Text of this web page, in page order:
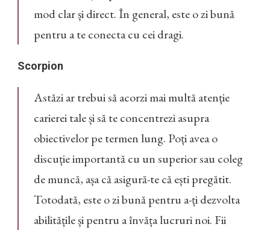
mod clar și direct. În general, este o zi bună
pentru a te conecta cu cei dragi.
Scorpion
Astăzi ar trebui să acorzi mai multă atenție
carierei tale și să te concentrezi asupra
obiectivelor pe termen lung. Poți avea o
discuție importantă cu un superior sau coleg
de muncă, așa că asigură-te că ești pregătit.
Totodată, este o zi bună pentru a-ți dezvolta
abilitățile și pentru a învăța lucruri noi. Fii